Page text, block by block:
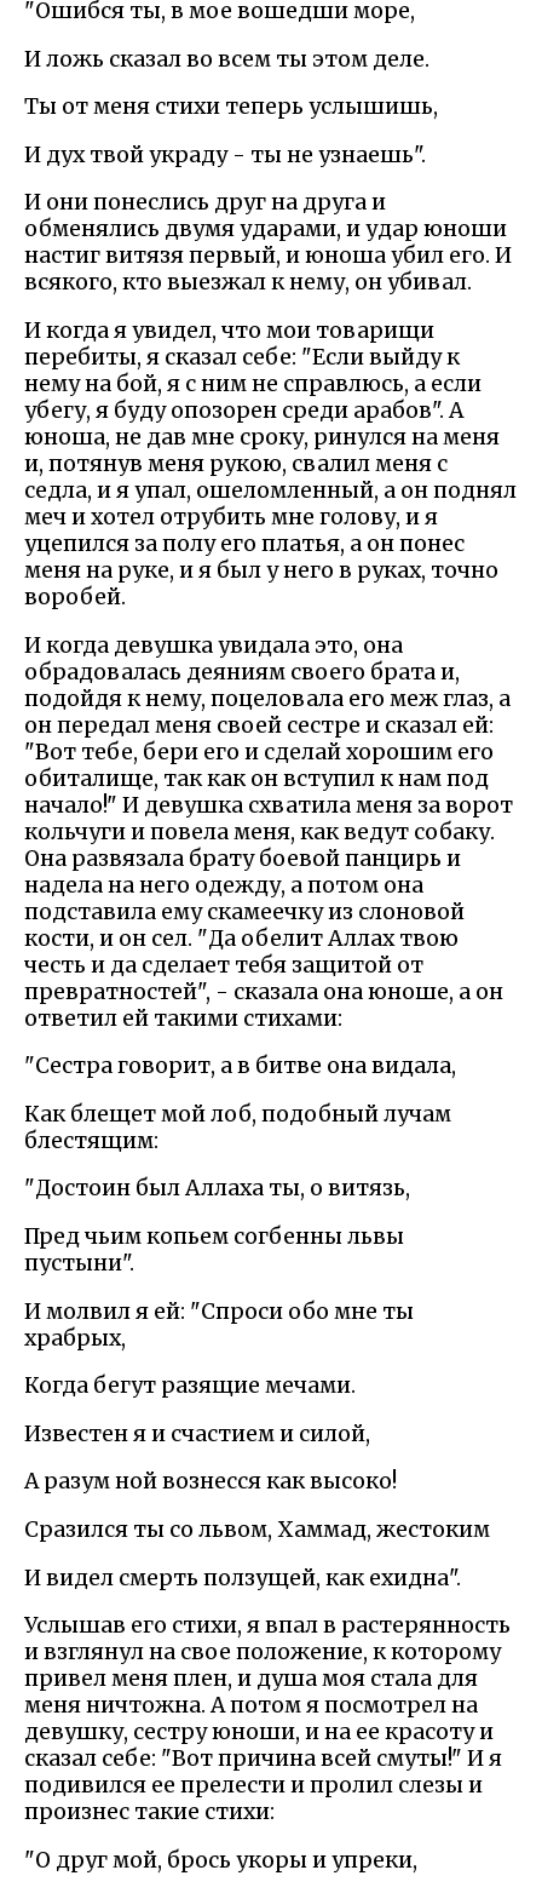
"Ошибся ты, в мое вошедши море,
И ложь сказал во всем ты этом деле.
Ты от меня стихи теперь услышишь,
И дух твой украду - ты не узнаешь".
И они понеслись друг на друга и
обменялись двумя ударами, и удар юноши
настиг витязя первый, и юноша убил его. И
всякого, кто выезжал к нему, он убивал.
И когда я увидел, что мои товарищи
перебиты, я сказал себе: "Если выйду к
нему на бой, я с ним не справлюсь, а если
убегу, я буду опозорен среди арабов". А
юноша, не дав мне сроку, ринулся на меня
и, потянув меня рукою, свалил меня с
седла, и я упал, ошеломленный, а он поднял
меч и хотел отрубить мне голову, и я
уцепился за полу его платья, а он понес
меня на руке, и я был у него в руках, точно
воробей.
И когда девушка увидала это, она
обрадовалась деяниям своего брата и,
подойдя к нему, поцеловала его меж глаз, а
он передал меня своей сестре и сказал ей:
"Вот тебе, бери его и сделай хорошим его
обиталище, так как он вступил к нам под
начало!" И девушка схватила меня за ворот
кольчуги и повела меня, как ведут собаку.
Она развязала брату боевой панцирь и
надела на него одежду, а потом она
подставила ему скамеечку из слоновой
кости, и он сел. "Да обелит Аллах твою
честь и да сделает тебя защитой от
превратностей", - сказала она юноше, а он
ответил ей такими стихами:
"Сестра говорит, а в битве она видала,
Как блещет мой лоб, подобный лучам
блестящим:
"Достоин был Аллаха ты, о витязь,
Пред чьим копьем согбенны львы
пустыни".
И молвил я ей: "Спроси обо мне ты
храбрых,
Когда бегут разящие мечами.
Известен я и счастием и силой,
А разум ной вознесся как высоко!
Сразился ты со львом, Хаммад, жестоким
И видел смерть ползущей, как ехидна".
Услышав его стихи, я впал в растерянность
и взглянул на свое положение, к которому
привел меня плен, и душа моя стала для
меня ничтожна. А потом я посмотрел на
девушку, сестру юноши, и на ее красоту и
сказал себе: "Вот причина всей смуты!" И я
подивился ее прелести и пролил слезы и
произнес такие стихи:
"О друг мой, брось укоры и упреки,